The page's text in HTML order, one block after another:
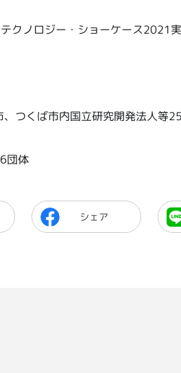
クノロジー・ショーケース2021
つくば市内国立研究開発法人等
団体
シェア